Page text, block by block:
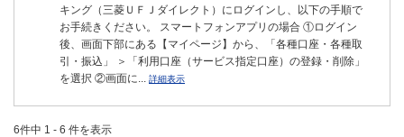
キング（三菱ＵＦＪダイレクト）にログインし、以下の手順で
お手続きください。 スマートフォンアプリの場合 ①ログイン
後、画面下部にある【マイページ】から、「各種口座・各種取
引・振込」 ＞「利用口座（サービス指定口座）の登録・削除」
を選択 ②画面に... 詳細表示
6件中 1 - 6 件を表示